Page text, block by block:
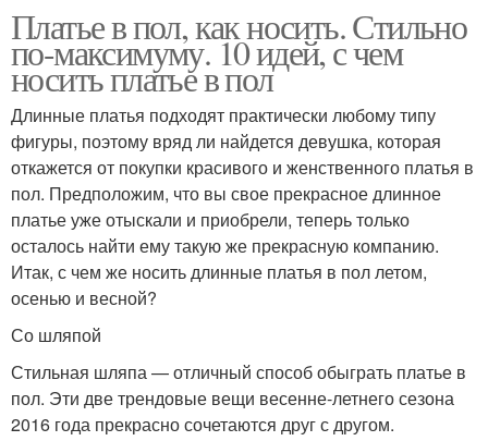
Платье в пол, как носить. Стильно
по-максимуму. 10 идей, с чем
носить платье в пол
Длинные платья подходят практически любому типу
фигуры, поэтому вряд ли найдется девушка, которая
откажется от покупки красивого и женственного платья в
пол. Предположим, что вы свое прекрасное длинное
платье уже отыскали и приобрели, теперь только
осталось найти ему такую же прекрасную компанию.
Итак, с чем же носить длинные платья в пол летом,
осенью и весной?
Со шляпой
Стильная шляпа — отличный способ обыграть платье в
пол. Эти две трендовые вещи весенне-летнего сезона
2016 года прекрасно сочетаются друг с другом.